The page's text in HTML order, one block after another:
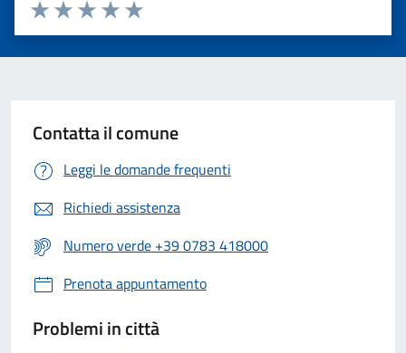
Valuta 5 stelle su 5
Valuta 4 stelle su 5
Valuta 3 stelle su 5
Valuta 2 stelle su 5
Valuta 1 stelle su 5
Contatta il comune
Leggi le domande frequenti
Richiedi assistenza
Numero verde +39 0783 418000
Prenota appuntamento
Problemi in città